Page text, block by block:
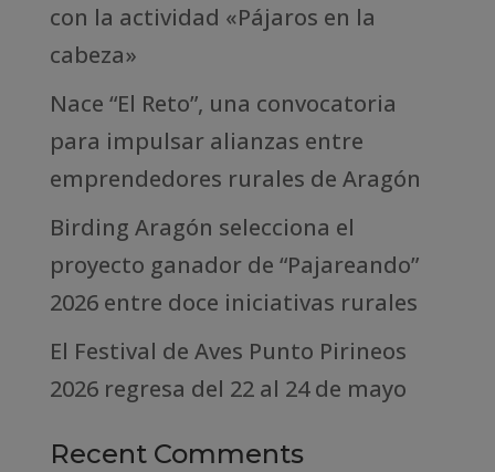
con la actividad «Pájaros en la
cabeza»
Nace “El Reto”, una convocatoria
para impulsar alianzas entre
emprendedores rurales de Aragón
Birding Aragón selecciona el
proyecto ganador de “Pajareando”
2026 entre doce iniciativas rurales
El Festival de Aves Punto Pirineos
2026 regresa del 22 al 24 de mayo
Recent Comments